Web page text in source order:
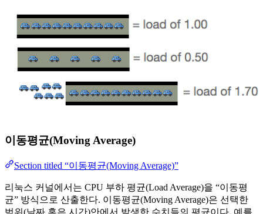
이동평균(Moving Average)
Section titled “이동평균(Moving Average)”
리눅스 커널에서는 CPU 부하 평균(Load Average)을 “이동평
균” 방식으로 산출한다. 이동평균(Moving Average)은 선택한